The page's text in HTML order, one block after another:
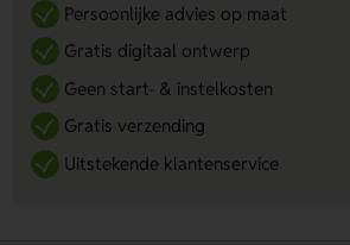
Persoonlijke advies op maat
Gratis digitaal ontwerp
Geen start- & instelkosten
Gratis verzending
Uitstekende klantenservice